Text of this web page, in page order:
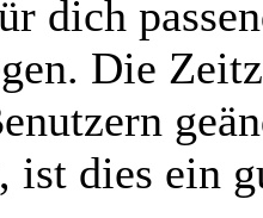
dich
Die
ist dies ein